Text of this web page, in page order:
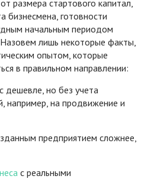
размера стартового капитал,
бизнесмена, готовности
начальным периодом
лишь некоторые факты,
опытом, которые
в правильном направлении:
дешевле, но без учета
например, на продвижение и
предприятием сложнее,
с реальными